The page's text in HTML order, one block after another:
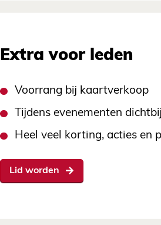
Extra voor leden
Voorrang bij kaartverkoop
Tijdens evenementen
Heel veel korting, acties en
Lid worden